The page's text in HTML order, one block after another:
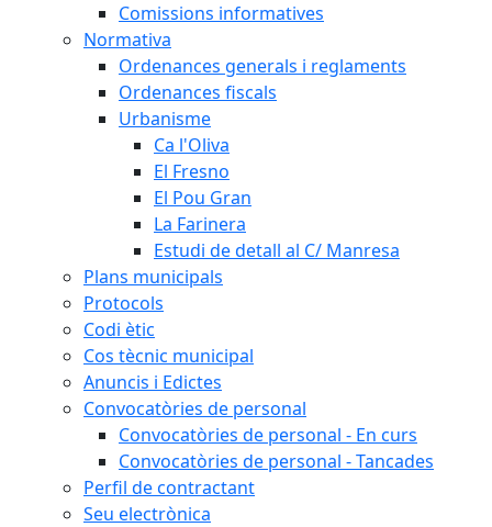
Comissions informatives
Normativa
Ordenances generals i reglaments
Ordenances fiscals
Urbanisme
Ca l'Oliva
El Fresno
El Pou Gran
La Farinera
Estudi de detall al C/ Manresa
Plans municipals
Protocols
Codi ètic
Cos tècnic municipal
Anuncis i Edictes
Convocatòries de personal
Convocatòries de personal - En curs
Convocatòries de personal - Tancades
Perfil de contractant
Seu electrònica